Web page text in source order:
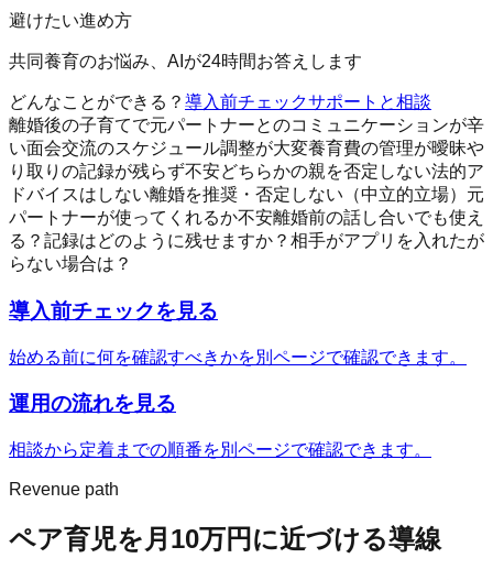
避けたい進め方
共同養育のお悩み、AIが24時間お答えします
どんなことができる？ 導入前チェックサポートと相談
離婚後の子育てで元パートナーとのコミュニケーションが辛
い面会交流のスケジュール調整が大変養育費の管理が曖昧や
り取りの記録が残らず不安どちらかの親を否定しない法的ア
ドバイスはしない離婚を推奨・否定しない（中立的立場） 元
パートナーが使ってくれるか不安離婚前の話し合いでも使え
る？ 記録はどのように残せますか？ 相手がアプリを入れたが
らない場合は？
導入前チェックを見る
始める前に何を確認すべきかを別ページで確認できます。
運用の流れを見る
相談から定着までの順番を別ページで確認できます。
Revenue path
ペア育児を月10万円に近づける導線